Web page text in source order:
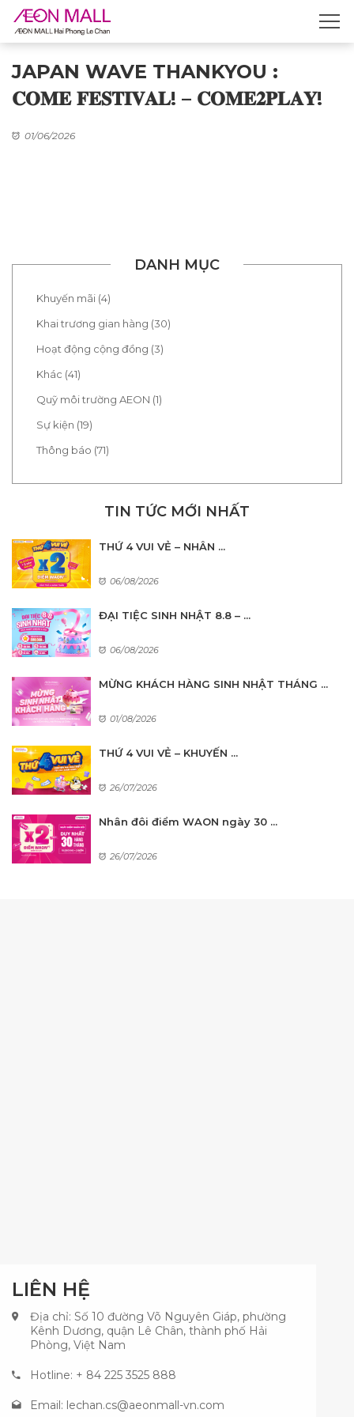
JAPAN WAVE THANKYOU :
𝐂𝐎𝐌𝐄 𝐅𝐄𝐒𝐓𝐈𝐕𝐀𝐋! – 𝐂𝐎𝐌𝐄𝟐𝐏𝐋𝐀𝐘!
01/06/2026
DANH MỤC
Khuyến mãi (4)
Khai trương gian hàng (30)
Hoạt động cộng đồng (3)
Khác (41)
Quỹ môi trường AEON (1)
Sự kiện (19)
Thông báo (71)
TIN TỨC MỚI NHẤT
THỨ 4 VUI VẺ – NHÂN ...
06/08/2026
ĐẠI TIỆC SINH NHẬT 8.8 – ...
06/08/2026
MỪNG KHÁCH HÀNG SINH NHẬT THÁNG ...
01/08/2026
THỨ 4 VUI VẺ – KHUYẾN ...
26/07/2026
Nhân đôi điểm WAON ngày 30 ...
26/07/2026
LIÊN HỆ
Địa chỉ: Số 10 đường Võ Nguyên Giáp, phường
Kênh Dương, quận Lê Chân, thành phố Hải
Phòng, Việt Nam
Hotline: + 84 225 3525 888
Email: lechan.cs@aeonmall-vn.com